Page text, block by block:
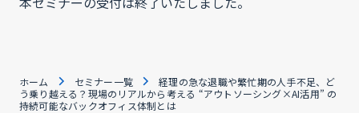
ホーム セミナー一覧
経理の急な退職や繁忙期の人手不足、ど
う乗り越える？現場のリアルから考える “アウトソーシング×AI活用” の
持続可能なバックオフィス体制とは